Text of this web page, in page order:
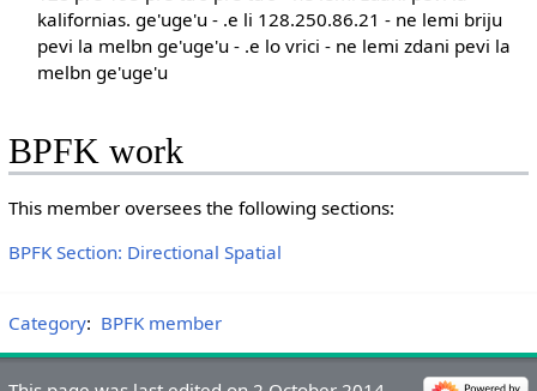
kalifornias. ge'uge'u - .e li 128.250.86.21 - ne lemi briju
pevi la melbn ge'uge'u - .e lo vrici - ne lemi zdani pevi la
melbn ge'uge'u
BPFK work
This member oversees the following sections:
BPFK Section: Directional Spatial
Category: BPFK member